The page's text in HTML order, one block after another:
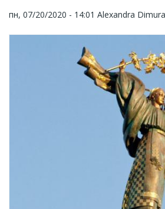
пн, 07/20/2020 - 14:01 Alexandra Dimura